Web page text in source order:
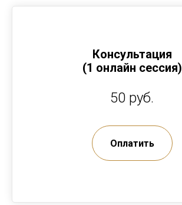
Консультация
(1 онлайн сессия)
50 руб.
Оплатить